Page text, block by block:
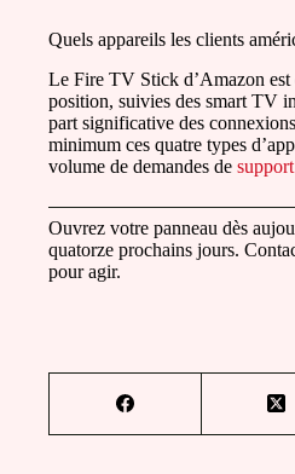
Quels appareils les clients
Le Fire TV Stick d’Amazon
position, suivies des smart TV
part significative des
minimum ces quatre types
volume de demandes de support
Ouvrez votre panneau dès
quatorze prochains jours.
pour agir.